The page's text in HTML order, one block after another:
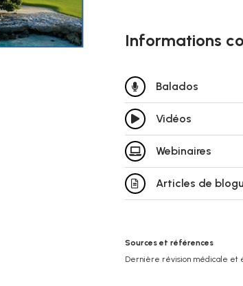
Informations
Balados
Vidéos
Webinaires
Articles de
Sources et références
Dernière révision médicale et